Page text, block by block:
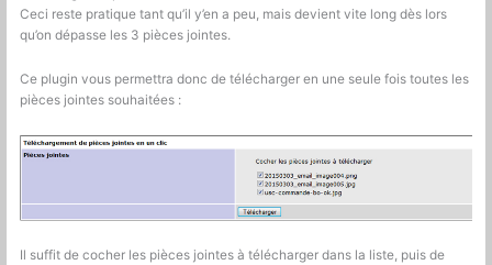
Ceci reste pratique tant qu’il y’en a peu, mais devient vite long dès lors
qu’on dépasse les 3 pièces jointes.
Ce plugin vous permettra donc de télécharger en une seule fois toutes les
pièces jointes souhaitées :
Il suffit de cocher les pièces jointes à télécharger dans la liste, puis de